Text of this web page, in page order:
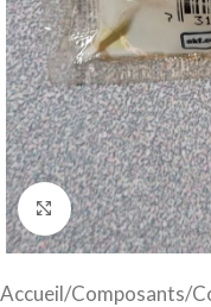
Click to enlarge
Accueil/Composants/